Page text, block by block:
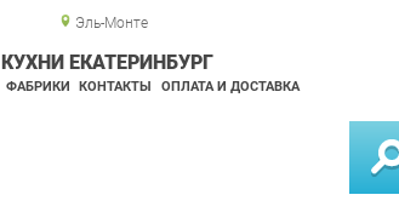
Эль-Монте
КУХНИ ЕКАТЕРИНБУРГ
ФАБРИКИ КОНТАКТЫ ОПЛАТА И ДОСТАВКА